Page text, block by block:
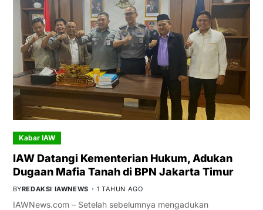
Kabar IAW
IAW Datangi Kementerian Hukum, Adukan
Dugaan Mafia Tanah di BPN Jakarta Timur
BYREDAKSI IAWNEWS 1 TAHUN AGO
IAWNews.com – Setelah sebelumnya mengadukan